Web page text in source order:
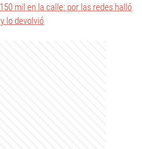
mil en la calle: por las redes halló
lo devolvió